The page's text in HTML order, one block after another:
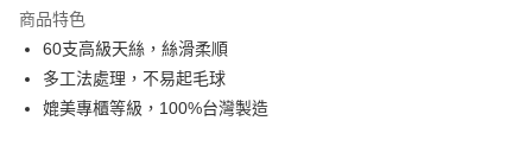
Apple Pay
街口支付
商品特色
60支高級天絲，絲滑柔順
多工法處理，不易起毛球
媲美專櫃等級，100%台灣製造